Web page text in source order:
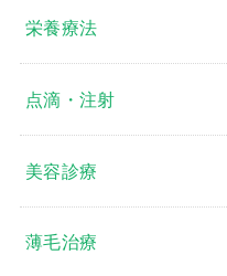
栄養療法
点滴・注射
美容診療
薄毛治療